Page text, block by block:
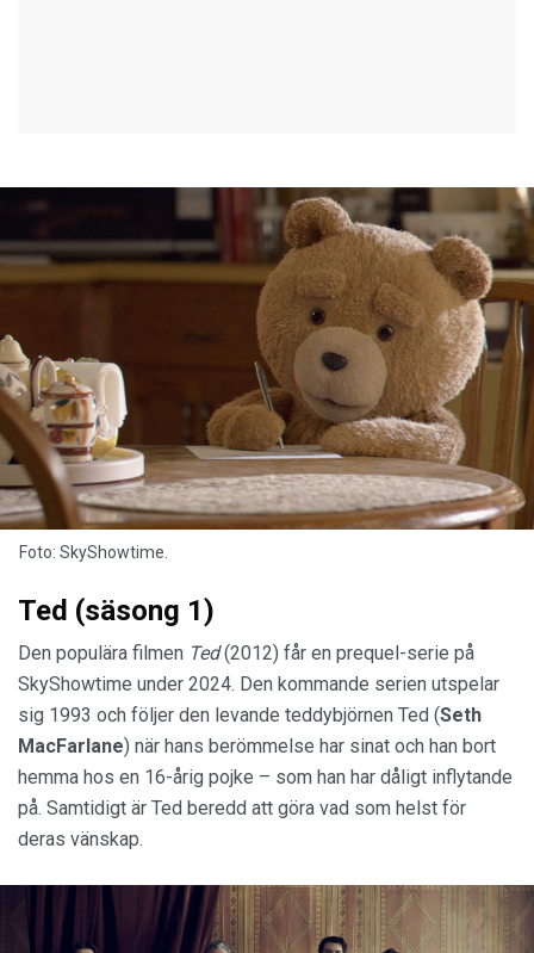
Foto: SkyShowtime.
Ted (säsong 1)
Den populära filmen Ted(2012) får en prequel-serie på
SkyShowtime under 2024. Den kommande serien utspelar
sig 1993 och följer den levande teddybjörnen Ted (Seth
MacFarlane) när hans berömmelse har sinat och han bort
hemma hos en 16-årig pojke – som han har dåligt inflytande
på. Samtidigt är Ted beredd att göra vad som helst för
deras vänskap.